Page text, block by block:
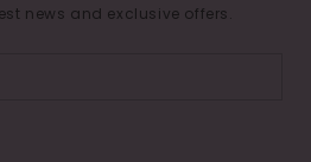
news and exclusive offers.